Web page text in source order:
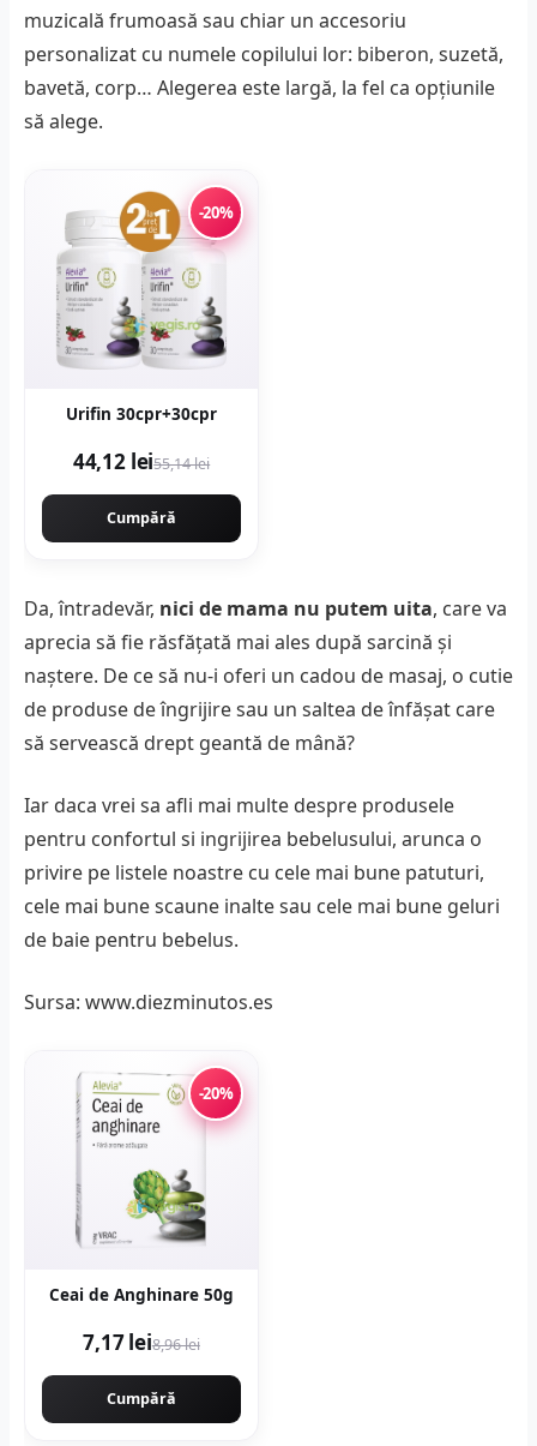
muzicală frumoasă sau chiar un accesoriu
personalizat cu numele copilului lor: biberon, suzetă,
bavetă, corp… Alegerea este largă, la fel ca opțiunile
să alege.
-20%
Urifin 30cpr+30cpr
44,12 lei55,14 lei
Cumpără
Da, întradevăr, nici de mama nu putem uita, care va
aprecia să fie răsfățată mai ales după sarcină și
naștere. De ce să nu-i oferi un cadou de masaj, o cutie
de produse de îngrijire sau un saltea de înfășat care
să servească drept geantă de mână?
Iar daca vrei sa afli mai multe despre produsele
pentru confortul si ingrijirea bebelusului, arunca o
privire pe listele noastre cu cele mai bune patuturi,
cele mai bune scaune inalte sau cele mai bune geluri
de baie pentru bebelus.
Sursa: www.diezminutos.es
-20%
Ceai de Anghinare 50g
7,17 lei8,96 lei
Cumpără